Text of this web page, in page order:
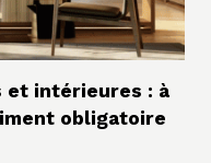
et intérieures : à
obligatoire